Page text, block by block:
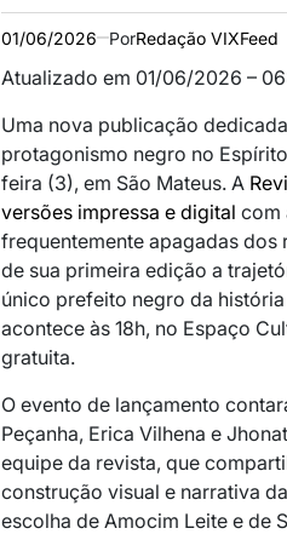
01/06/2026 PorRedação VIXFeed
Atualizado em 01/06/2026 –
Uma nova publicação
protagonismo negro no
feira (3), em São Mateus. A
versões impressa e digital com
frequentemente apagadas
de sua primeira edição a
único prefeito negro da
acontece às 18h, no Espaço
gratuita.
O evento de lançamento
Peçanha, Erica Vilhena e
equipe da revista, que
construção visual e narrativa
escolha de Amocim Leite e de